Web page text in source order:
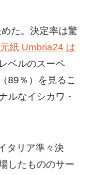
た。決定率は驚
紙 Umbria24 は
ベルのスーペ
89％）を見るこ
ルなイシカワ・
タリア準々決
したもののサー